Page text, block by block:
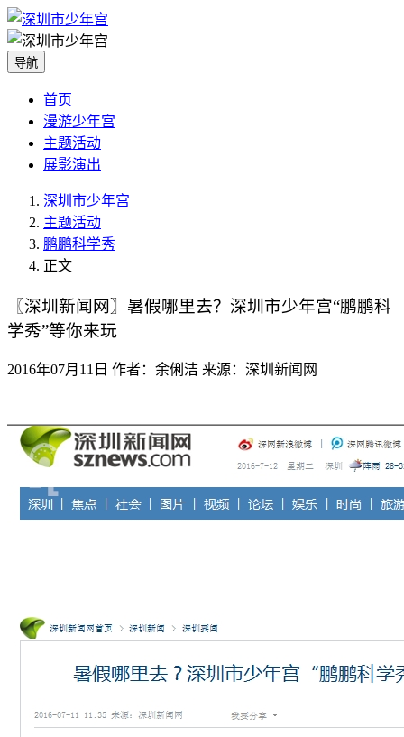
导航
首页
漫游少年宫
主题活动
展影演出
深圳市少年宫
主题活动
鹏鹏科学秀
正文
〖深圳新闻网〗暑假哪里去？深圳市少年宫“鹏鹏科
学秀”等你来玩
2016年07月11日 作者：余俐洁 来源：深圳新闻网